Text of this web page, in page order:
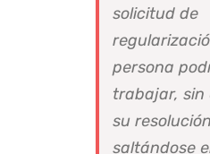
solicitud de
persona
trabajar, sin
su
saltándose